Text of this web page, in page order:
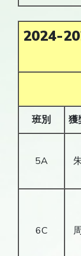
2024-
班別 獲
5A
6C